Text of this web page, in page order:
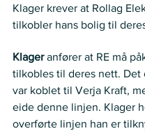
Klager krever at Rollag
tilkobler hans bolig til
Klager anfører at RE må
tilkobles til deres nett. Det
var koblet til Verja Kraft,
eide denne linjen. Klager
overførte linjen han er